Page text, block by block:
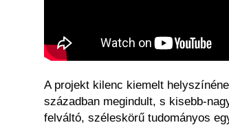
A projekt kilenc kiemelt
században megindult, s kisebb-
felváltó, széleskörű tudományos